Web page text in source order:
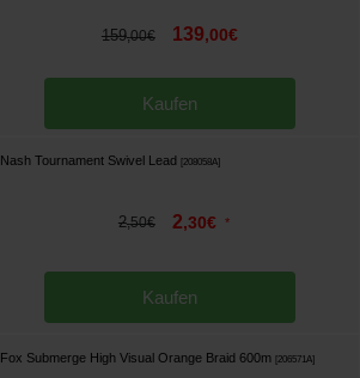
159,00€ 139,00€
Kaufen
Nash Tournament Swivel Lead 208058A]
2,50€ 2,30€ *
Kaufen
Fox Submerge High Visual Orange Braid 600m 206571A]